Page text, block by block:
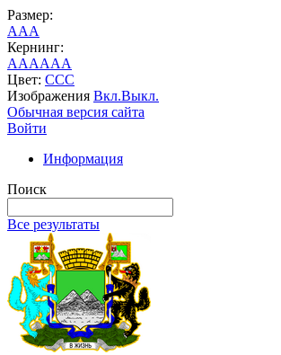
Размер:
AAA
Кернинг:
AAAAAA
Цвет: CCC
Изображения Вкл.Выкл.
Обычная версия сайта
Войти
Информация
Поиск
Все результаты